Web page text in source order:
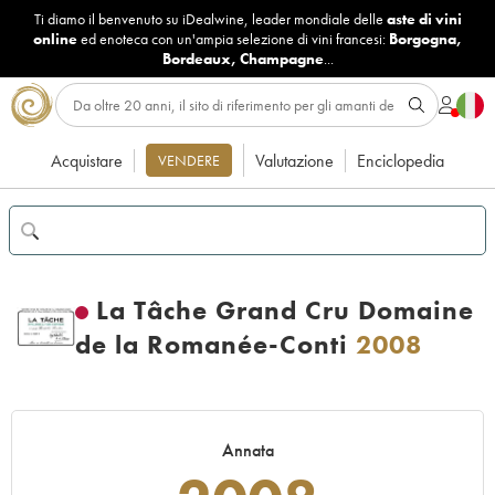
Ti diamo il benvenuto su iDealwine, leader mondiale delle aste di vini
onlineed enoteca con un'ampia selezione di vini francesi: Borgogna,
Bordeaux, Champagne...
Acquistare VENDERE Valutazione Enciclopedia
La Tâche Grand Cru Domaine
de la Romanée-Conti 2008
Annata